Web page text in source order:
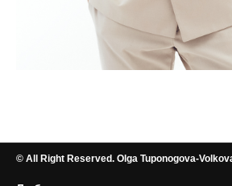
© All Right Reserved. Olga Tuponogova-